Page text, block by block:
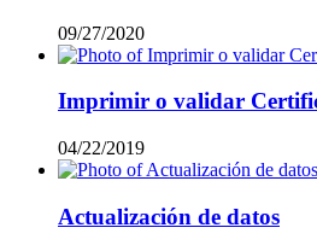
09/27/2020
Imprimir o validar
04/22/2019
Actualización de datos